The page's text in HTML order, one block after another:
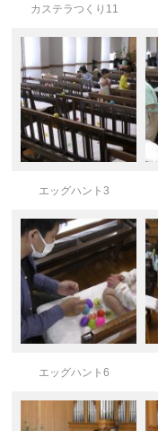
カステラつくり11
エッグハント3
エッグハント6